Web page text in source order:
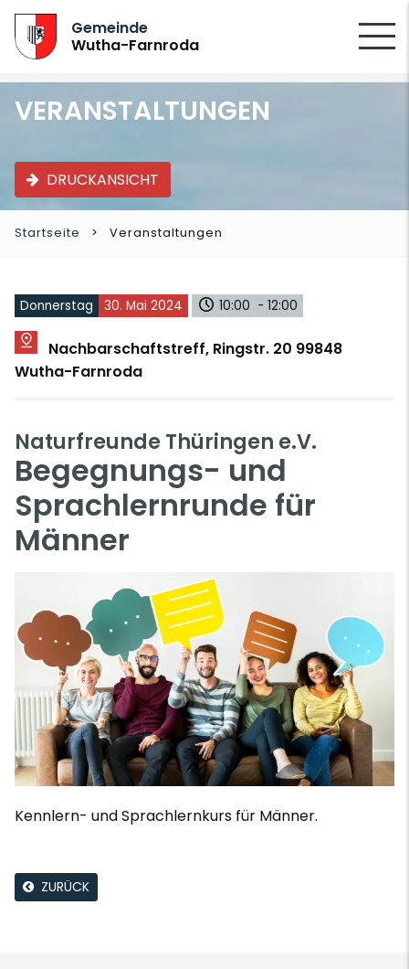
Gemeinde
Wutha-Farnroda
VERANSTALTUNGEN
DRUCKANSICHT
Startseite Veranstaltungen
Donnerstag 30. Mai 2024 10:00 - 12:00
Nachbarschaftstreff, Ringstr. 20 99848
Wutha-Farnroda
Naturfreunde Thüringen e.V.
Begegnungs- und
Sprachlernrunde für
Männer
Kennlern- und Sprachlernkurs für Männer.
ZURÜCK